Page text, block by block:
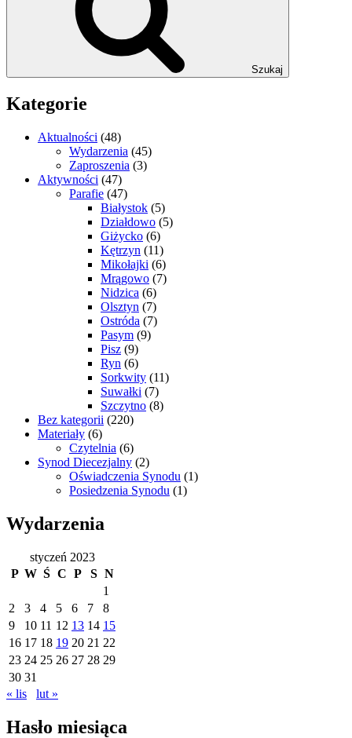
Szukaj
Kategorie
Aktualności (48)
Wydarzenia (45)
Zaproszenia (3)
Aktywności (47)
Parafie (47)
Białystok (5)
Działdowo (5)
Giżycko (6)
Kętrzyn (11)
Mikołajki (6)
Mrągowo (7)
Nidzica (6)
Olsztyn (7)
Ostróda (7)
Pasym (9)
Pisz (9)
Ryn (6)
Sorkwity (11)
Suwałki (7)
Szczytno (8)
Bez kategorii (220)
Materiały (6)
Czytelnia (6)
Synod Diecezjalny (2)
Oświadczenia Synodu (1)
Posiedzenia Synodu (1)
Wydarzenia
styczeń 2023
P W Ś C P S N
1
2
3 4 5 6 7
8
9
10 11 12 13 14 15
16 17 18 19 20 21 22
23 24 25 26 27 28 29
30 31
« lis
lut »
Hasło miesiąca